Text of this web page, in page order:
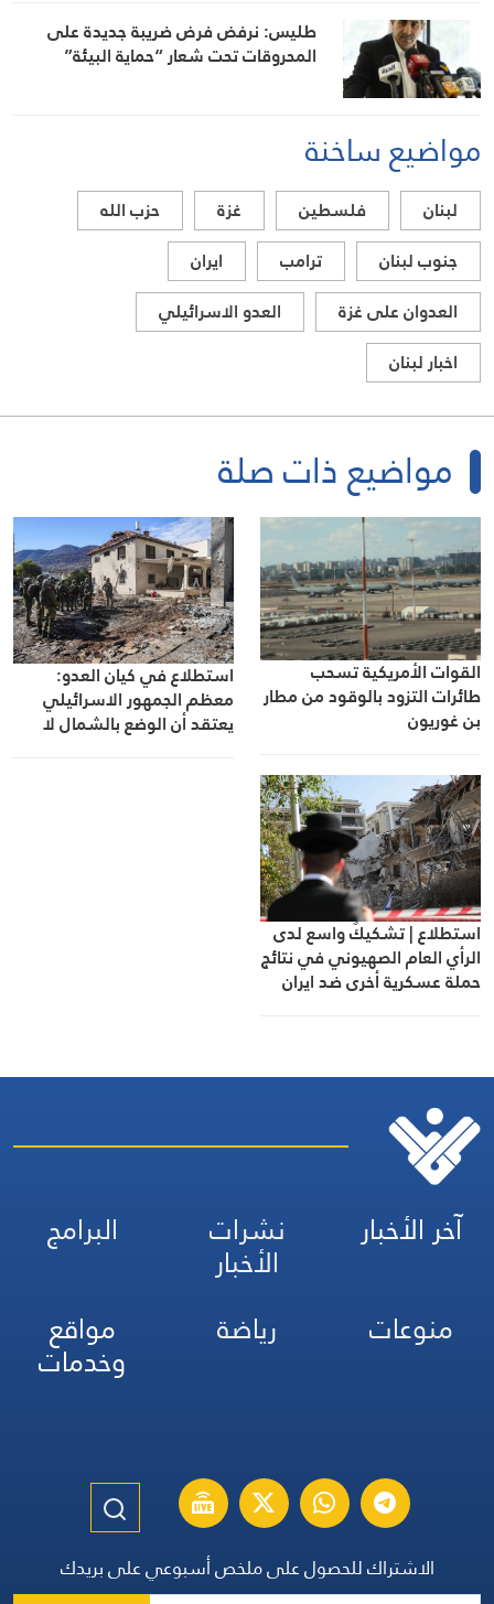
طليس: نرفض فرض ضريبة جديدة على
المحروقات تحت شعار “حماية البيئة”
مواضيع ساخنة
لبنان فلسطين غزة
حزب الله
جنوب لبنان
ترامب
ايران
العدوان على غزة
العدو الاسرائيلي
اخبار لبنان
مواضيع ذات صلة
القوات الأمريكية تسحب
طائرات التزود بالوقود من مطار
بن غوريون
استطلاع في كيان العدو:
معظم الجمهور الاسرائيلي
يعتقد أن الوضع بالشمال لا
استطلاع | تشكيكٌ واسع لدى
الرأي العام الصهيوني في نتائج
حملة عسكرية أخرى ضد ايران
آخر الأخبار نشرات
الأخبار
البرامج
منوعات
رياضة مواقع
وخدمات
الاشتراك للحصول على ملخص أسبوعي على بريدك